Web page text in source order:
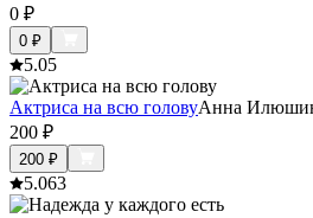
0 ₽
0 ₽
5.05
Актриса на всю головуАнна
200 ₽
200 ₽
5.063